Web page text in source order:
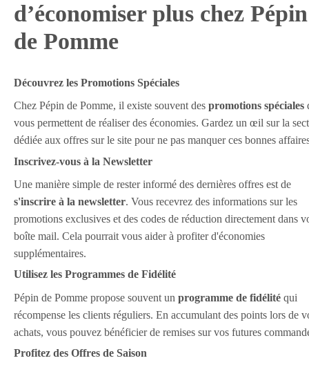
d’économiser plus chez Pépin
de Pomme
Découvrez les Promotions Spéciales
Chez Pépin de Pomme, il existe souvent des promotions spéciales
vous permettent de réaliser des économies. Gardez un œil sur la
dédiée aux offres sur le site pour ne pas manquer ces bonnes
Inscrivez-vous à la Newsletter
Une manière simple de rester informé des dernières offres est de
s'inscrire à la newsletter. Vous recevrez des informations sur les
promotions exclusives et des codes de réduction directement dans
boîte mail. Cela pourrait vous aider à profiter d'économies
supplémentaires.
Utilisez les Programmes de Fidélité
Pépin de Pomme propose souvent un programme de fidélité qui
récompense les clients réguliers. En accumulant des points lors de
achats, vous pouvez bénéficier de remises sur vos futures
Profitez des Offres de Saison